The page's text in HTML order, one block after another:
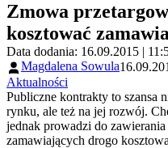
Zmowa
kosztować
Data dodania: 16.09.2015 |
Magdalena Sowula
Aktualności
Publiczne kontrakty to szansa
rynku, ale też na jej rozwój.
jednak prowadzi do
zamawiających drogo